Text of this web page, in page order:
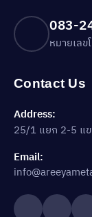
083-
หมายเล
Contact Us
Address:
25/1 แยก 2-5 แข
Email: